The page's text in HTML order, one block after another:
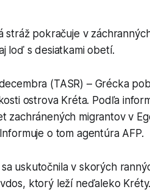
stráž pokračuje v
loď s desiatkami obetí.
(TASR) – Grécka
ostrova Kréta. Podľa
zachránených migrantov v
o tom agentúra AFP.
uskutočnila v skorých
ktorý leží neďaleko